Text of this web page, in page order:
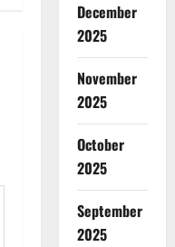
December
2025
November
2025
October
2025
September
2025